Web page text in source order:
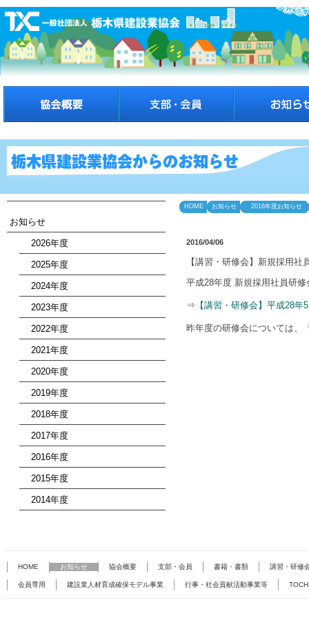
お知らせ
2026年度
2025年度
2024年度
2023年度
2022年度
2021年度
2020年度
2019年度
2018年度
2017年度
2016年度
2015年度
2014年度
HOME お知らせ 2016年度お知らせ
2016/04/06
【講習・研修会】新規採用社
平成28年度 新規採用社員研
⇒ 【講習・研修会】平成28年
昨年度の研修会については、
HOME お知らせ 協会概要 支部・会員 書籍・書類 講習・研修
会員専用 建設業人材育成確保モデル事業 行事・社会貢献活動事業等